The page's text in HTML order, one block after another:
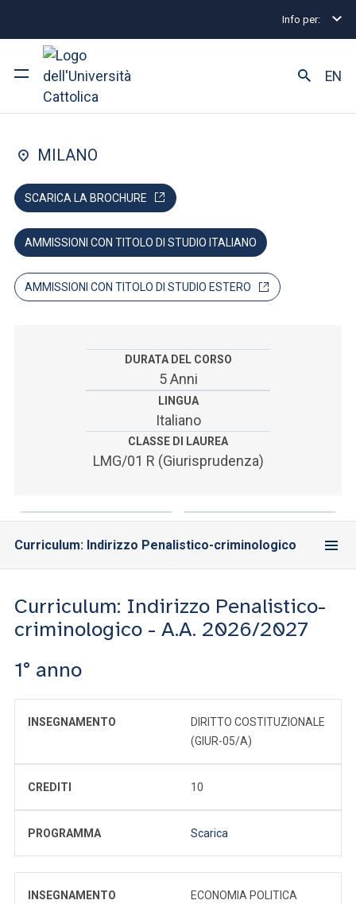
Info per:
Ricerca
Facoltà e campus
ACCEDI ALLA MAIL ICATT
SEI UN DOCENTE O UN MEMBRO DELLO STAFF
ACCEDI A CLOUDMAIL
EN
FACOLTÀ DI: GIURISPRUDENZA
Giurisprudenza
MILANO
SCARICA LA BROCHURE
AMMISSIONI CON TITOLO DI STUDIO ITALIANO
AMMISSIONI CON TITOLO DI STUDIO ESTERO
DURATA DEL CORSO
5 Anni
LINGUA
Italiano
CLASSE DI LAUREA
LMG/01 R (Giurisprudenza)
Curriculum: Indirizzo Penalistico-criminologico
Curriculum: Indirizzo Penalistico-
criminologico - A.A. 2026/2027
1° anno
INSEGNAMENTO
DIRITTO COSTITUZIONALE
(GIUR-05/A)
CREDITI 10
PROGRAMMA Scarica
INSEGNAMENTO
ECONOMIA POLITICA